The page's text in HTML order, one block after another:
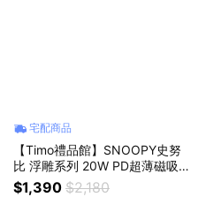
宅配商品
【Timo禮品館】SNOOPY史努
比 浮雕系列 20W PD超薄磁吸無
線快充行動電源10000mAh
$1,390 $2,180